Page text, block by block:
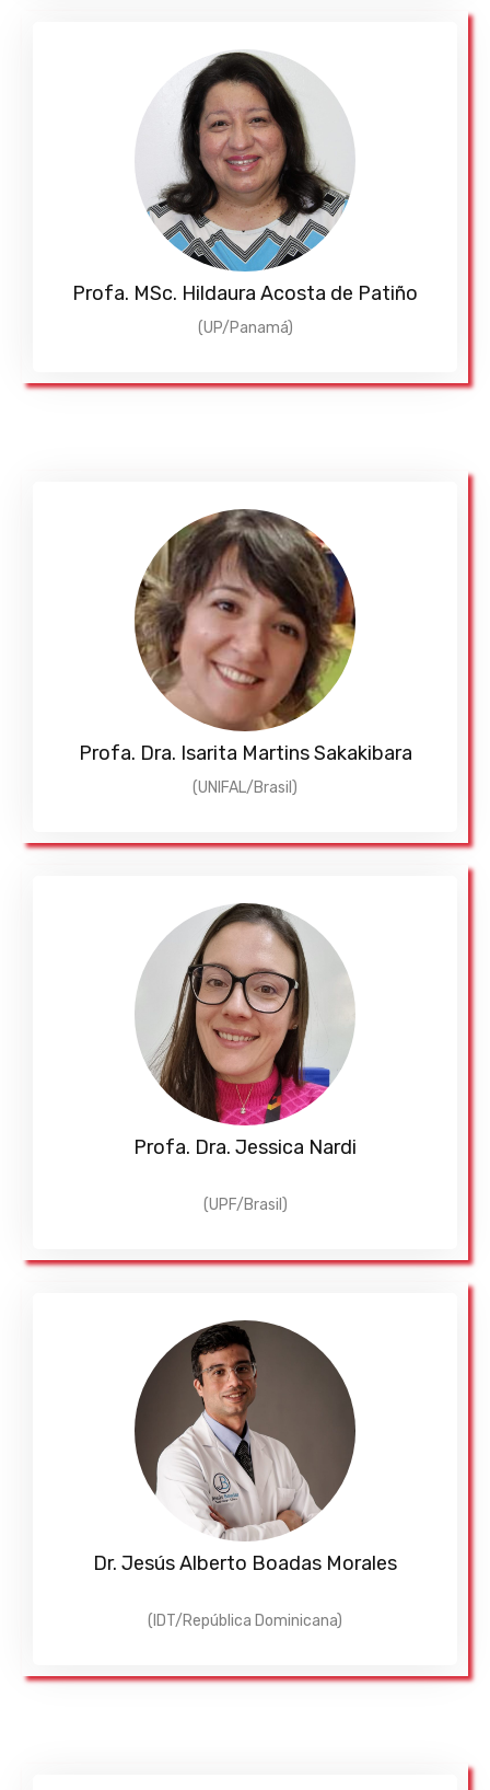
Profa. MSc. Hildaura Acosta de Patiño
(UP/Panamá)
Profa. Dra. Isarita Martins Sakakibara
(UNIFAL/Brasil)
Profa. Dra. Jessica Nardi
(UPF/Brasil)
Dr. Jesús Alberto Boadas Morales
(IDT/República Dominicana)